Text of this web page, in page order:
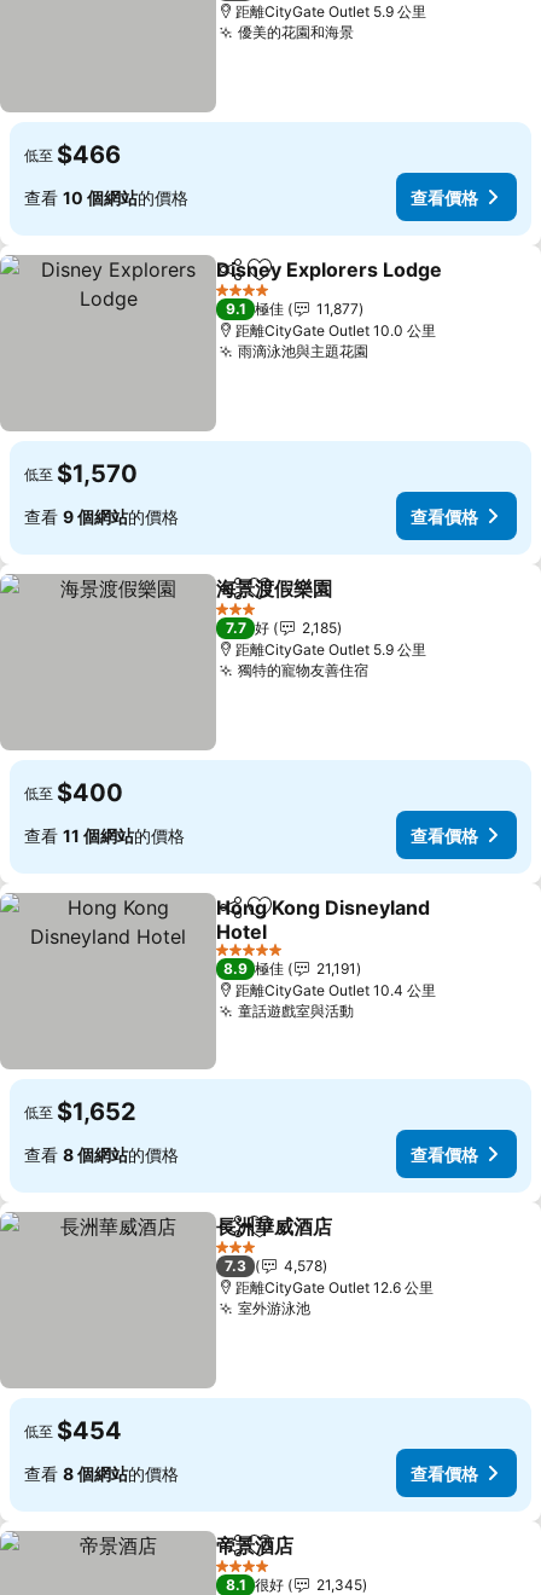
距離CityGate Outlet 5.9 公里
優美的花園和海景查看價格
低至 $466
查看 10 個網站的價格 查看價格
分享 放到收藏夾
Disney Explorers Lodge
4 星級
9.1 極佳
11,877
距離CityGate Outlet 10.0 公里
雨滴泳池與主題花園
低至 $1,570
查看 9 個網站的價格 查看價格
分享 放到收藏夾
海景渡假樂園
3 星級
7.7 好
2,185
距離CityGate Outlet 5.9 公里
獨特的寵物友善住宿查看價格
低至 $400
查看 11 個網站的價格 查看價格
分享 放到收藏夾
Hong Kong Disneyland
Hotel
查看價格
5 星級
8.9 極佳
21,191
距離CityGate Outlet 10.4 公里
童話遊戲室與活動查看價格
低至 $1,652
查看 8 個網站的價格 查看價格
分享 放到收藏夾
長洲華威酒店
3 星級
7.3
4,578
距離CityGate Outlet 12.6 公里
室外游泳池查看價格
低至 $454
查看 8 個網站的價格 查看價格
分享 放到收藏夾
帝景酒店
4 星級
8.1 很好
21,345